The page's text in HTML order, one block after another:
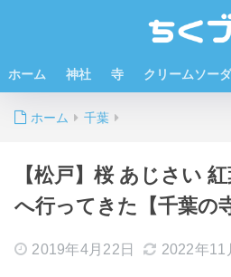
ホーム 神社 寺 クリームソーダ
ホーム 千葉
【松戸】桜 あじさい
へ行ってきた【千葉の
2019年4月22日 2022年11